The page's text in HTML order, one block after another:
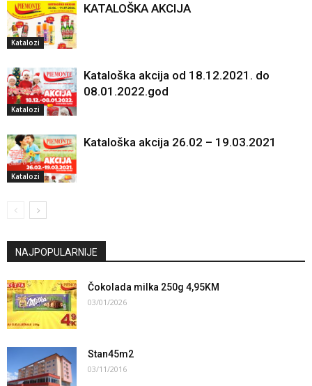
Katalozi
KATALOŠKA AKCIJA
Katalozi
Kataloška akcija od 18.12.2021. do
08.01.2022.god
Katalozi
Kataloška akcija 26.02 – 19.03.2021
NAJPOPULARNIJE
Čokolada milka 250g 4,95KM
03/01/2026
Stan45m2
03/11/2016